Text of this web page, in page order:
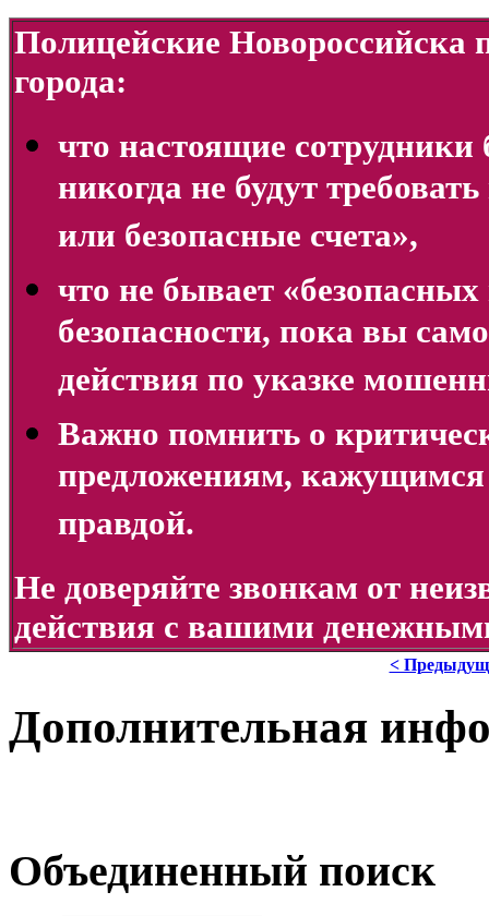
Полицейские Новороссийска
города:
что настоящие
никогда не будут
или безопасные счета»,
что не бывает
безопасности, пока вы
действия по указке
Важно помнить о
предложениям,
правдой.
Не доверяйте звонкам от
действия с вашими
<
Дополнительная
Объединенный поиск